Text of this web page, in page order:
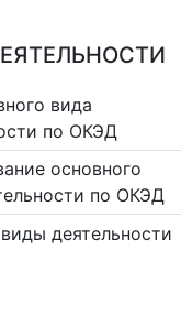
вида
по ОКЭД
основного
по ОКЭД
деятельности